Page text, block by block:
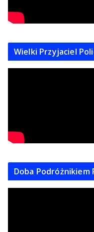
Wielki Przyjaciel
Doba Podróżnikiem